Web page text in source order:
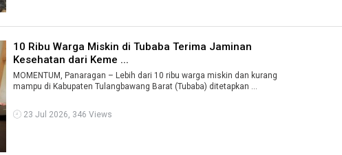
10 Ribu Warga Miskin di Tubaba Terima Jaminan
Kesehatan dari Keme ...
MOMENTUM, Panaragan – Lebih dari 10 ribu warga miskin dan kurang
mampu di Kabupaten Tulangbawang Barat (Tubaba) ditetapkan ...
23 Jul 2026, 346 Views